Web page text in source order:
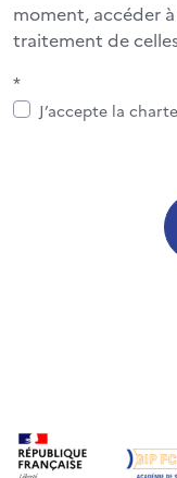
moment, accéder
traitement de
*
J’accepte la